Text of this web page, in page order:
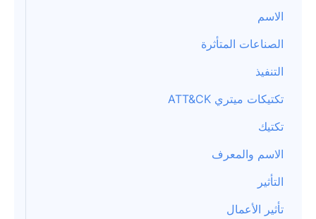
الاسم
الصناعات المتأثرة
التنفيذ
تكتيكات ميتري ATT&CK
تكتيك
الاسم والمعرف
التأثير
تأثير الأعمال